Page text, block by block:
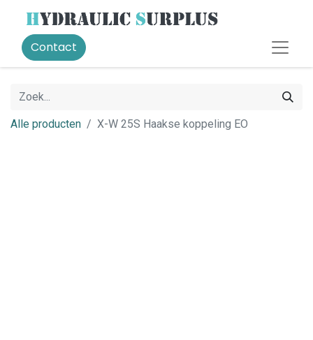
Contact
Alle producten X-W 25S Haakse koppeling EO